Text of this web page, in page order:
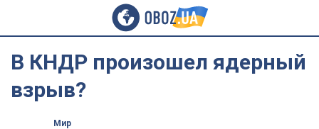
В КНДР произошел ядерный
взрыв?
Мир